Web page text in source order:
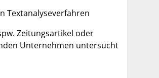
Textanalyseverfahren
Zeitungsartikel oder
Unternehmen untersucht